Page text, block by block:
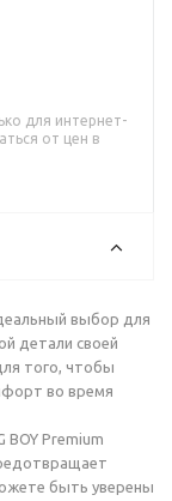
для интернет-
от цен в
выбор для
детали своей
того, чтобы
во время
Premium
быть уверены